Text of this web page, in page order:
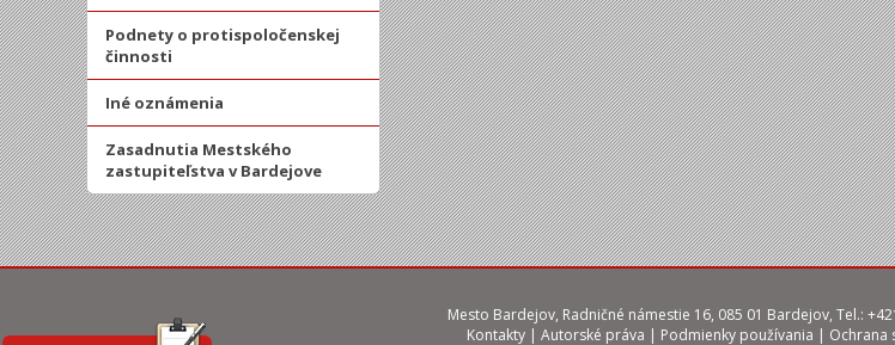
Podnety o protispoločenskej
činnosti
Iné oznámenia
Zasadnutia Mestského
zastupiteľstva v Bardejove
Mesto Bardejov, Radničné námestie 16, 085 01 Bardejov, Tel.:
Kontakty | Autorské práva | Podmienky používania | Ochrana